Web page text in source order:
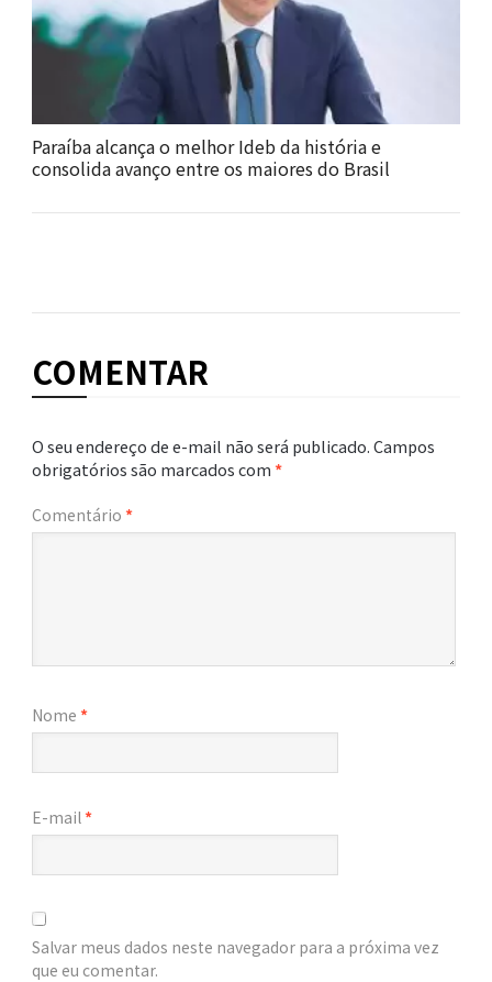
Paraíba alcança o melhor Ideb da história e
consolida avanço entre os maiores do Brasil
COMENTAR
O seu endereço de e-mail não será publicado.Campos
obrigatórios são marcados com*
Comentário *
Nome *
E-mail *
Salvar meus dados neste navegador para a próxima vez
que eu comentar.